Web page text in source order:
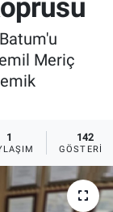
Meriç
1 142
GÖSTERIM